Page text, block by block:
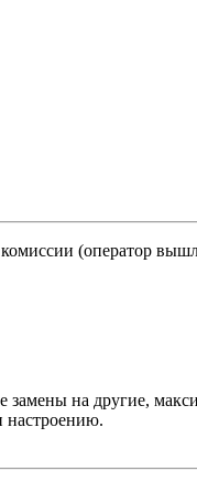
(оператор
на другие,
настроению.